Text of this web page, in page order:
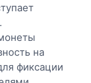
на
фиксации